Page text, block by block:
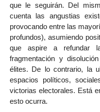
que le seguirán. Del
cuenta las angustias
provocando entre las
profundos), asumiendo
que aspire a refundar
fragmentación y
élites. De lo contrario, la
espacios políticos,
victorias electorales. Está
esto ocurra.